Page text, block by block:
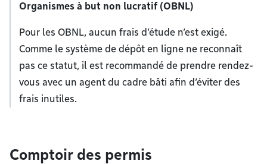
Organismes à but non lucratif (OBNL)
Pour les OBNL, aucun frais d’étude n’est exigé.
Comme le système de dépôt en ligne ne reconnaît
pas ce statut, il est recommandé de prendre rendez-
vous avec un agent du cadre bâti afin d’éviter des
frais inutiles.
Comptoir des permis